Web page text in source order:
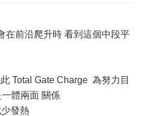
在前沿爬升時 看到這個中段平
Total Gate Charge 為努力目
體兩面 關係
發熱